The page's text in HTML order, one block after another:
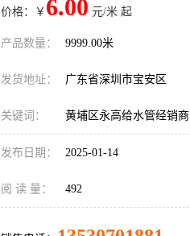
价格：￥ 6.00 元/米 起
产品数量： 9999.00米
发货地址： 广东省深圳市宝安区
关键词： 黄埔区永高给水管经销商
发布日期： 2025-01-14
阅 读 量： 492